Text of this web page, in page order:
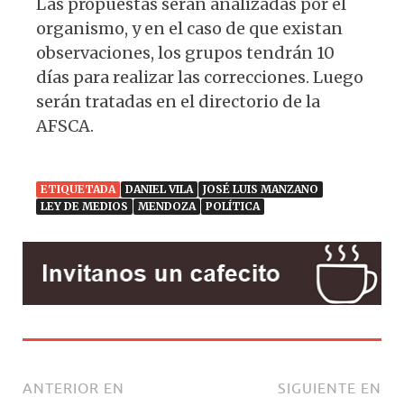
organismo, y en el caso de que existan
observaciones, los grupos tendrán 10
días para realizar las correcciones. Luego
serán tratadas en el directorio de la
AFSCA.
ETIQUETADA DANIEL VILA
JOSÉ LUIS MANZANO
LEY DE MEDIOS
MENDOZA POLÍTICA
ANTERIOR EN
SIGUIENTE EN